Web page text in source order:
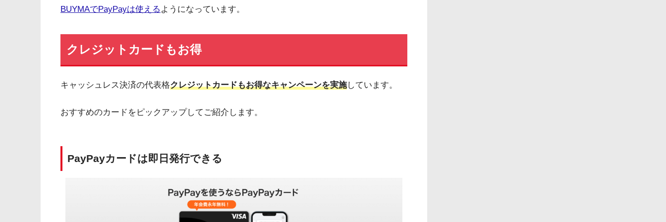
BUYMAでPayPayは使える ようになっています。
クレジットカードもお得
キャッシュレス決済の代表格クレジットカードもお得なキャンペーンを実施しています。
おすすめのカードをピックアップしてご紹介します。
PayPayカードは即日発行できる